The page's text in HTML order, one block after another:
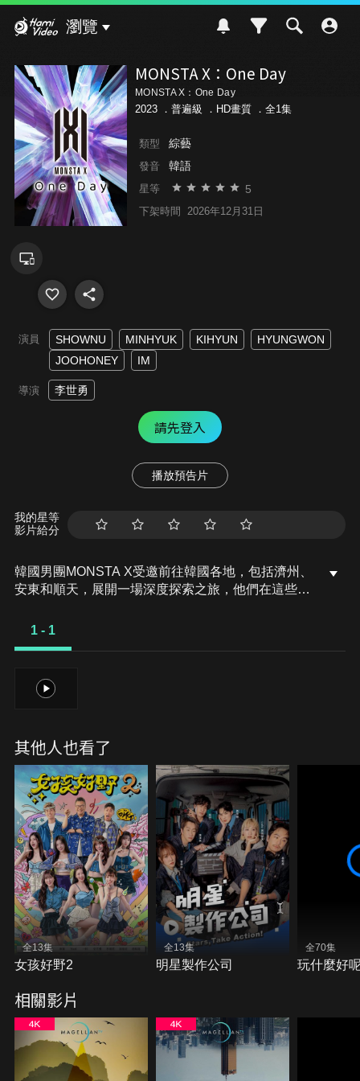
瀏覽
MONSTA X：One Day
MONSTA X：One Day
2023 ． 普遍級 ．HD畫質 ．全1集
類型 綜藝
發音 韓語
星等 5
下架時間 2026年12月31日
演員 SHOWNU MINHYUK KIHYUN
HYUNGWON
JOOHONEY
IM
導演 李世勇
請先登入
播放預告片
我的星等
影片給分
韓國男團MONSTA X受邀前往韓國各地，包括濟州、
安東和順天，展開一場深度探索之旅，他們在這些風
韓國豐富的傳統文化，在這趟旅程中，不僅讓他們更
1 - 1
1
其他人也看了
全13集
女孩好野2
全13集
明星製作公司
全70集
玩什麼好
相關影片